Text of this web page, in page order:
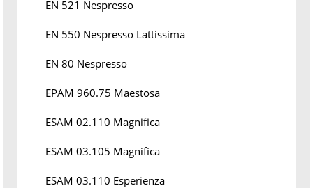
EN 521 Nespresso
EN 550 Nespresso Lattissima
EN 80 Nespresso
EPAM 960.75 Maestosa
ESAM 02.110 Magnifica
ESAM 03.105 Magnifica
ESAM 03.110 Esperienza